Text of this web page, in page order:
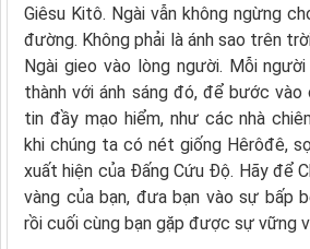
Giêsu Kitô. Ngài vẫn không ngừng
đường. Không phải là ánh sao trên
Ngài gieo vào lòng người. Mỗi
thành với ánh sáng đó, để bước
tin đầy mạo hiểm, như các nhà
khi chúng ta có nét giống Hêrôđê,
xuất hiện của Ðấng Cứu Ðộ. Hãy để
vàng của bạn, đưa bạn vào sự bấp
rồi cuối cùng bạn gặp được sự vững